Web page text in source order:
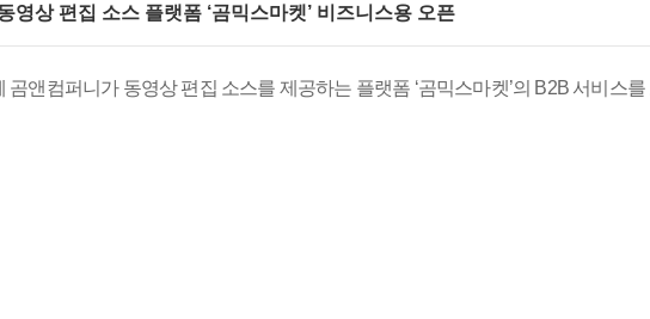
영상 편집 소스 플랫폼 ‘곰믹스마켓’ 비즈니스용 오픈
앤컴퍼니가 동영상 편집 소스를 제공하는 플랫폼 ‘곰믹스마켓’의 B2B 서비스를